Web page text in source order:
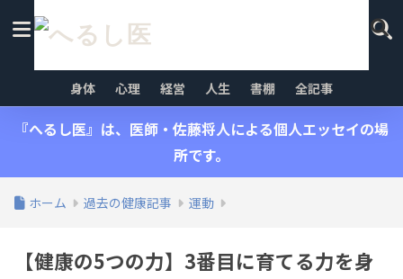
身体 心理 経営 人生 書棚 全記事
『へるし医』は、医師・佐藤将人による個人エッセイの場
所です。
ホーム 過去の健康記事 運動
【健康の5つの力】3番目に育てる力を身